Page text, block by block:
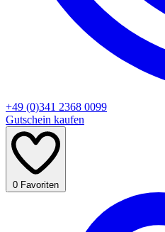
+49 (0)341 2368 0099
Gutschein kaufen
0 Favoriten